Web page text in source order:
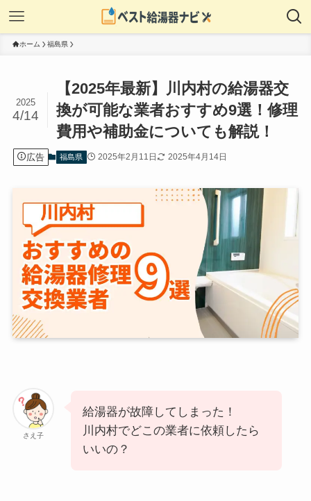
ホーム 福島県
【2025年最新】川内村の給湯器交
換が可能な業者おすすめ9選！修理
費用や補助金についても解説！
2025
4/14
広告 福島県 2025年2月11日 2025年4月14日
さえ子
給湯器が故障してしまった！
川内村でどこの業者に依頼したら
いいの？